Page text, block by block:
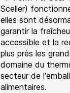
Sceller)
elles sont
garantir la
accessible et la
plus près les
domaine du
secteur de
alimentaires.